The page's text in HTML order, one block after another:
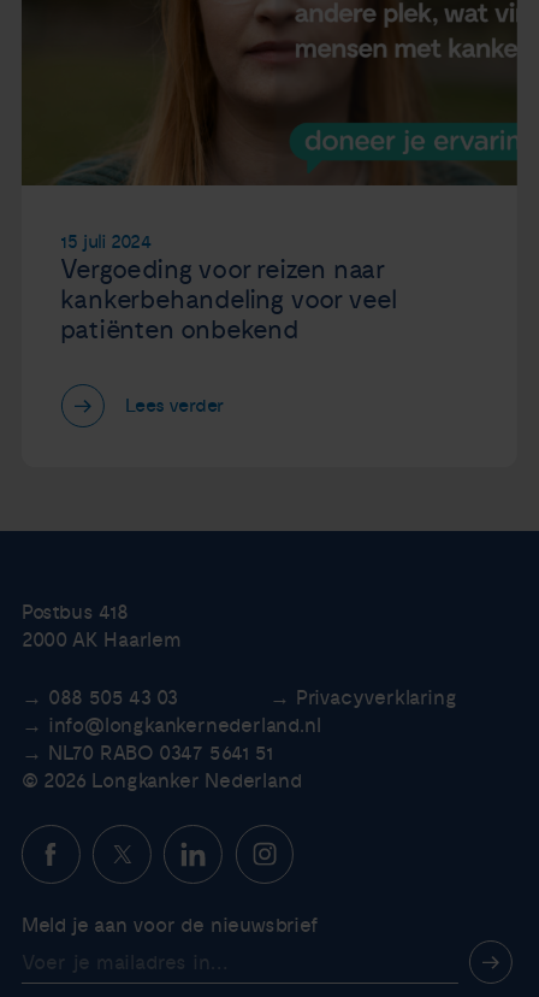
15 juli 2024
Vergoeding voor reizen naar
kankerbehandeling voor veel
patiënten onbekend
Lees verder
Postbus 418
2000 AK Haarlem
088 505 43 03
Privacyverklaring
info@longkankernederland.nl
NL70 RABO 0347 5641 51
© 2026 Longkanker Nederland
Meld je aan voor de nieuwsbrief